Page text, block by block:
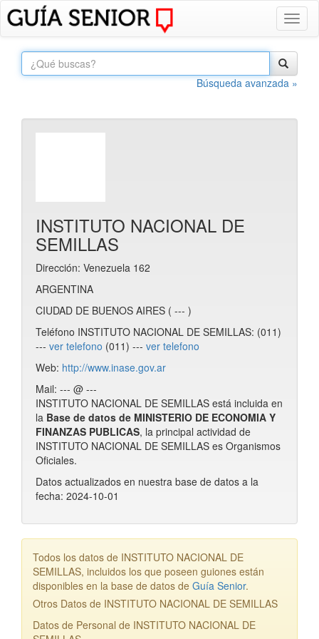
Búsqueda avanzada »
INSTITUTO NACIONAL DE
SEMILLAS
Dirección: Venezuela 162
ARGENTINA
CIUDAD DE BUENOS AIRES ( --- )
Teléfono INSTITUTO NACIONAL DE SEMILLAS: (011)
--- ver telefono (011) --- ver telefono
Web: http://www.inase.gov.ar
Mail: --- @ ---
INSTITUTO NACIONAL DE SEMILLAS está incluida en
la Base de datos de MINISTERIO DE ECONOMIA Y
FINANZAS PUBLICAS, la principal actividad de
INSTITUTO NACIONAL DE SEMILLAS es Organismos
Oficiales.
Datos actualizados en nuestra base de datos a la
fecha: 2024-10-01
Todos los datos de INSTITUTO NACIONAL DE
SEMILLAS, incluidos los que poseen guiones están
disponibles en la base de datos de Guía Senior.
Otros Datos de INSTITUTO NACIONAL DE SEMILLAS
Datos de Personal de INSTITUTO NACIONAL DE